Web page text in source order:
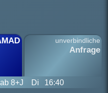
unverbindliche
Anfrage
ab 8+J Di 16:40